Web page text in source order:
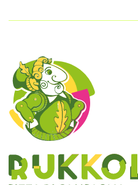
Пицца
Паста и равиоли
Салаты и закуски
Горячее и супы
Десерты и напитки
Детское